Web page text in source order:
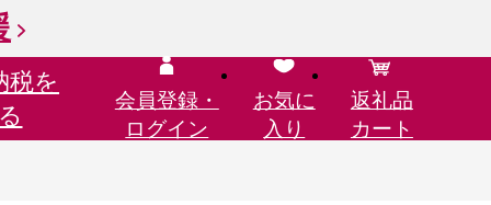
税を
会員登録・
ログイン
お気に
入り
返礼品
カート